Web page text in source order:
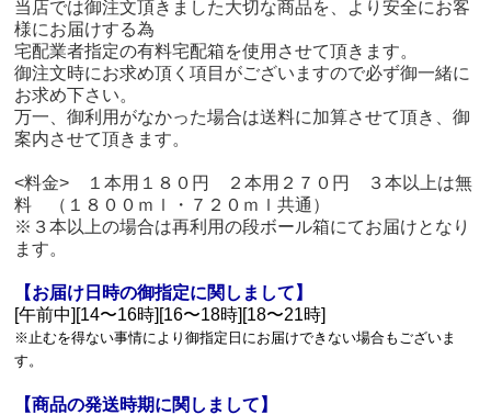
当店では御注文頂きました大切な商品を、より安全にお客
様にお届けする為
宅配業者指定の有料宅配箱を使用させて頂きます。
御注文時にお求め頂く項目がございますので必ず御一緒に
お求め下さい。
万一、御利用がなかった場合は送料に加算させて頂き、御
案内させて頂きます。
<料金> １本用１８０円 ２本用２７０円 ３本以上は無
料 （１８００ｍｌ・７２０ｍｌ共通）
※３本以上の場合は再利用の段ボール箱にてお届けとなり
ます。
【お届け日時の御指定に関しまして】
[午前中][14〜16時][16〜18時][18〜21時]
※止むを得ない事情により御指定日にお届けできない場合もございま
す。
【商品の発送時期に関しまして】